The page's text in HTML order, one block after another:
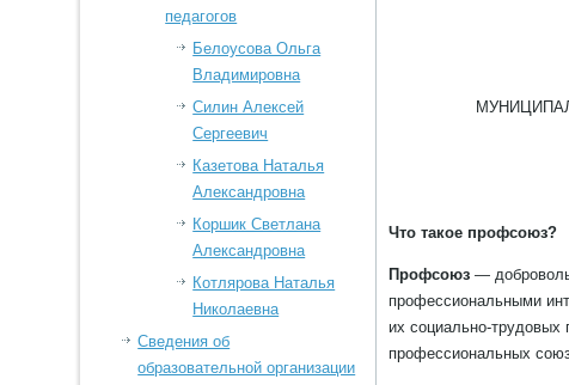
педагогов
Белоусова Ольга
Владимировна
Силин Алексей
Сергеевич
Казетова Наталья
Александровна
Коршик Светлана
Александровна
Котлярова Наталья
Николаевна
Сведения об
образовательной организации
Что такое профсоюз?
Профсоюз —
профессиональными
их социально-
профессиональных